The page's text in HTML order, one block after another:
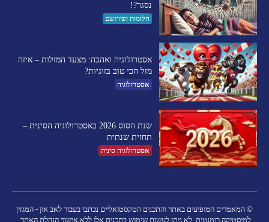
נסגר?!
חלומות ופירושם
אסטרולוגיה ואהבה: מצעד המזלות – איזה
מזל הכי טוב בזוגיות?
אסטרולוגיה
שנת הסוס 2026 באסטרולוגיה הסינית –
תחזית שנתית
אסטרולוגיה סינית
© המאמרים המופיעים באתר והתכנים הטקסטואליים נכתבו בעבור לאב און - המגזין
למיסטיקה רומנטית. לא ניתן לעשות שימוש בתכנים אלו ללא אישור הנהלת האתר.